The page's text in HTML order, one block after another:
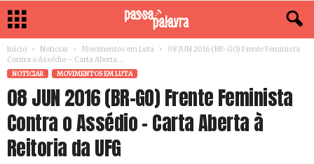
Início Noticiar Movimentos em Luta
08 JUN 2016 (BR-GO) Frente Feminista
Contra o Assédio – Carta Aberta...
NOTICIAR MOVIMENTOS EM LUTA
08 JUN 2016 (BR-GO) Frente Feminista
Contra o Assédio – Carta Aberta à
Reitoria da UFG